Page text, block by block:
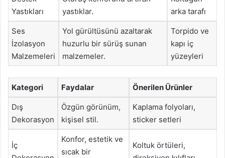
Yastıkları
yastıklar.
arka tarafı
Ses
İzolasyon
Malzemeleri
Yol gürültüsünü azaltarak
huzurlu bir sürüş sunan
malzemeler.
Torpido ve
kapı iç
yüzeyleri
Kategori Faydalar Önerilen Ürünler
Dış
Dekorasyon
Özgün görünüm,
kişisel stil.
Kaplama folyoları,
sticker setleri
İç
Konfor, estetik ve
sıcak bir
Koltuk örtüleri,